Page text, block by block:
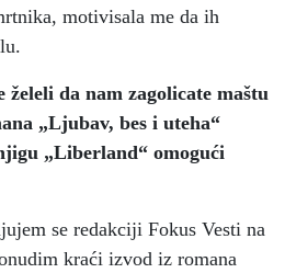
motivisala me da ih
želeli da nam zagolicate maštu
„Ljubav, bes i uteha“
„Liberland“ omogući
se redakciji Fokus Vesti na
kraći izvod iz romana